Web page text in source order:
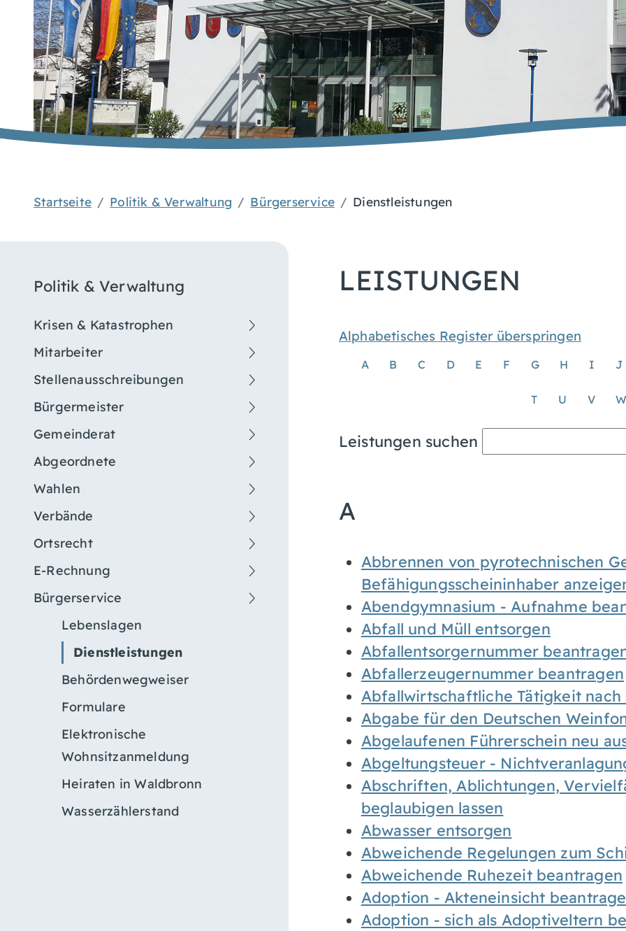
Startseite Politik & Verwaltung Bürgerservice Dienstleistungen
Politik & Verwaltung
Krisen & Katastrophen
Mitarbeiter
Stellenausschreibungen
Bürgermeister
Gemeinderat
Abgeordnete
Wahlen
Verbände
Ortsrecht
E-Rechnung
Bürgerservice
Lebenslagen
Dienstleistungen
Behördenwegweiser
Formulare
Elektronische
Wohnsitzanmeldung
Heiraten in Waldbronn
Wasserzählerstand
LEISTUNGEN
Alphabetisches Register überspringen
A B C D E F G H I J
T U V W
Leistungen suchen
A
Abbrennen von pyrotechnischen
Befähigungsscheininhaber
Abendgymnasium - Aufnahme
Abfall und Müll entsorgen
Abfallentsorgernummer
Abfallerzeugernummer beantragen
Abfallwirtschaftliche Tätigkeit
Abgabe für den Deutschen
Abgelaufenen Führerschein neu
Abgeltungsteuer -
Abschriften, Ablichtungen,
beglaubigen lassen
Abwasser entsorgen
Abweichende Regelungen zum
Abweichende Ruhezeit beantragen
Adoption - Akteneinsicht
Adoption - sich als Adoptiveltern